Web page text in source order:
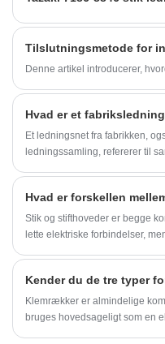
Tilslutningsmetode for
Denne artikel introducerer,
Hvad er et
Et ledningsnet fra fabrikken,
ledningssamling, refererer til
fabriksmiljø eller i et fremstillet
Hvad er forskellen
Stik og stifthoveder er begge
lette elektriske forbindelser,
Kender du de tre typer
Klemrækker er almindelige
bruges hovedsageligt som en